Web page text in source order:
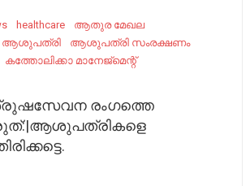
healthcare
ആതുര മേഖല
ആശുപത്രി
ആശുപത്രി സംരക്ഷണം
കത്തോലിക്കാ മാനേജ്മെന്റ്
രംഗത്തെ